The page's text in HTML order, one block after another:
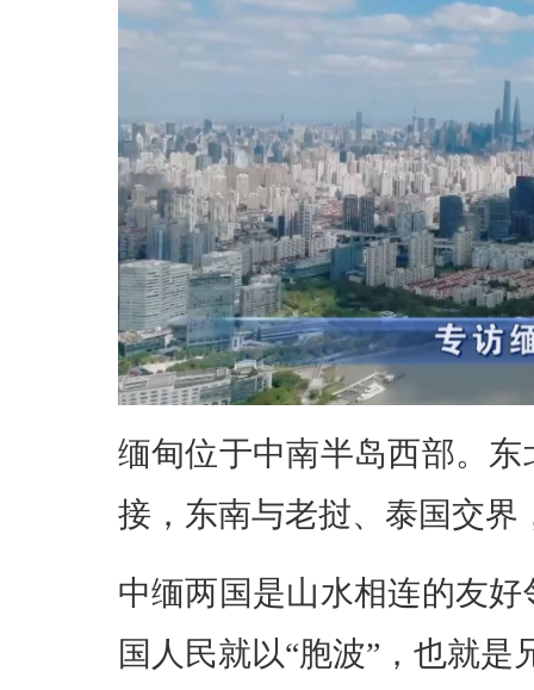
缅甸位于中南半岛西部。
接，东南与老挝、泰国交
中缅两国是山水相连的友
国人民就以“胞波”，也就是